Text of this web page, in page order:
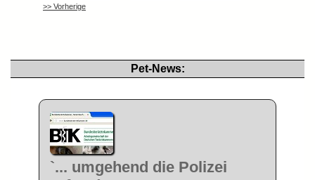
>> Vorherige
Pet-News:
`... umgehend die Polizei